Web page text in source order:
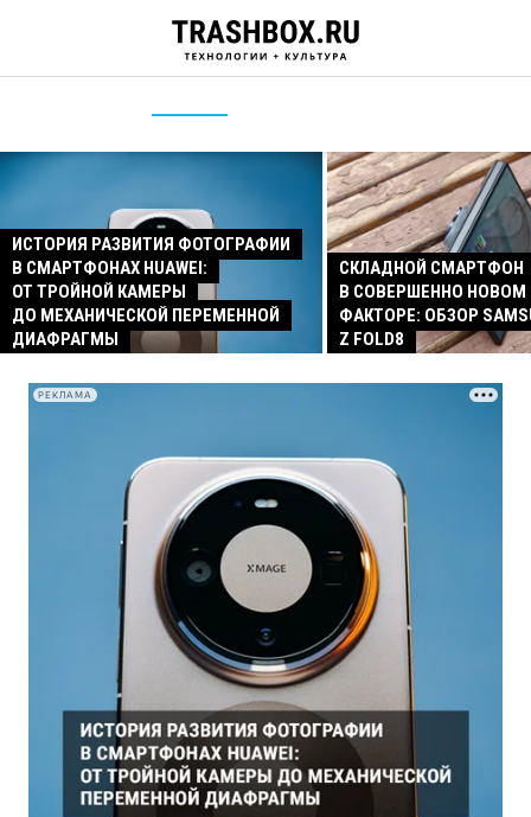
ИСТОРИЯ РАЗВИТИЯ ФОТОГРАФИИ
В СМАРТФОНАХ HUAWEI:
ОТ ТРОЙНОЙ КАМЕРЫ
ДО МЕХАНИЧЕСКОЙ ПЕРЕМЕННОЙ
ДИАФРАГМЫ
СКЛАДНОЙ СМАРТФОН
В СОВЕРШЕННО
ФАКТОРЕ: ОБЗОР
Z FOLD8
РЕКЛАМА